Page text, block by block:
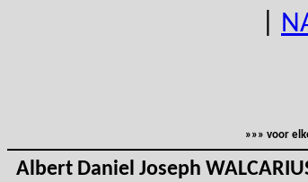
»»» voor
Albert Daniel Joseph